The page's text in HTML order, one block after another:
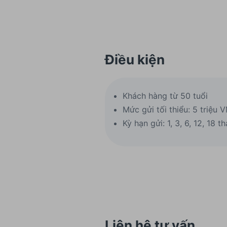
Điều kiện
Khách hàng từ 50 tuổi
Mức gửi tối thiểu: 5 triệu
Kỳ hạn gửi: 1, 3, 6, 12, 18